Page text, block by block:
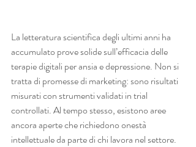
La letteratura scientifica degli ultimi anni ha
accumulato prove solide sull’efficacia delle
terapie digitali per ansia e depressione. Non si
tratta di promesse di marketing: sono risultati
misurati con strumenti validati in trial
controllati. Al tempo stesso, esistono aree
ancora aperte che richiedono onestà
intellettuale da parte di chi lavora nel settore.